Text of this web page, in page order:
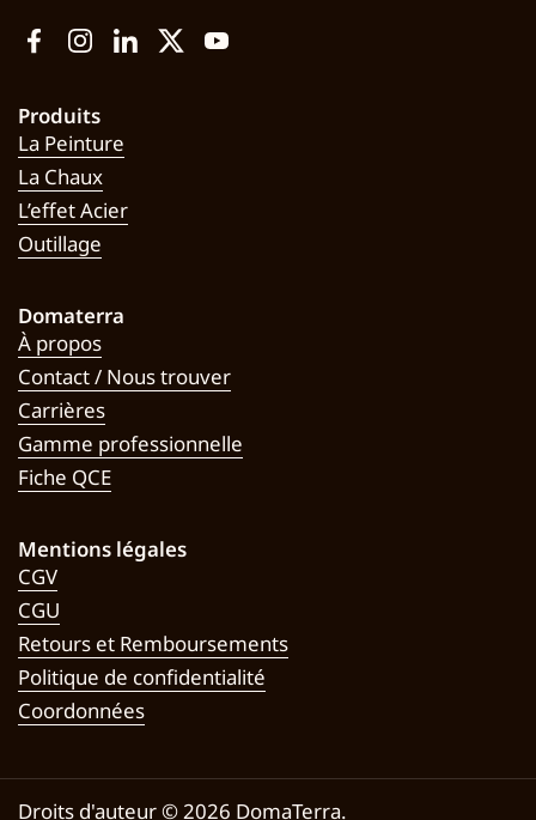
FacebookInstagram
LinkedIn
TwitterYouTube
Produits
La Peinture
La Chaux
L’effet Acier
Outillage
Domaterra
À propos
Contact / Nous trouver
Carrières
Gamme professionnelle
Fiche QCE
Mentions légales
CGV
CGU
Retours et Remboursements
Politique de confidentialité
Coordonnées
Droits d'auteur © 2026 DomaTerra.